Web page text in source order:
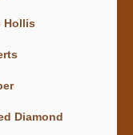
Hollis
Diamond